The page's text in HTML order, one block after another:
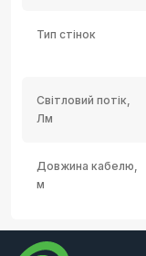
Тип стінок
Світловий потік,
Лм
Довжина кабелю,
м